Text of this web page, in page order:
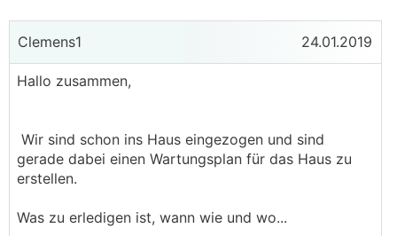
Clemens1 24.01.2019
Hallo zusammen,
Wir sind schon ins Haus eingezogen und sind
gerade dabei einen Wartungsplan für das Haus zu
erstellen.
Was zu erledigen ist, wann wie und wo...